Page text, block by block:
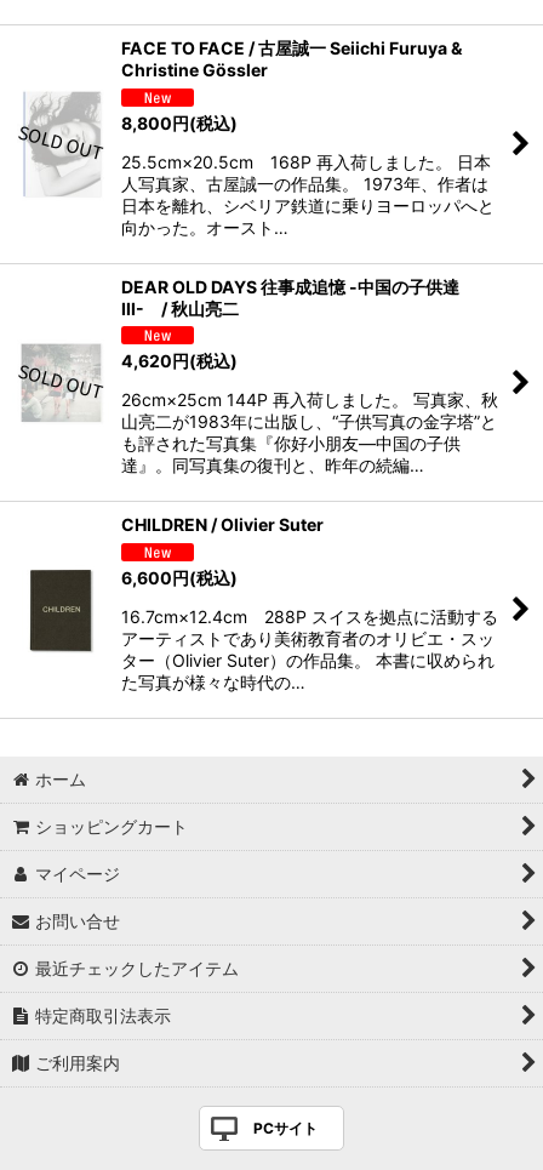
FACE TO FACE / 古屋誠一 Seiichi Furuya &
Christine Gössler
8,800円(税込)
25.5cm×20.5cm 168P 再入荷しました。 日本
人写真家、古屋誠一の作品集。 1973年、作者は
日本を離れ、シベリア鉄道に乗りヨーロッパへと
向かった。オースト…
DEAR OLD DAYS 往事成追憶 -中国の子供達
III- / 秋山亮二
4,620円(税込)
26cm×25cm 144P 再入荷しました。 写真家、秋
山亮二が1983年に出版し、“子供写真の金字塔”と
も評された写真集『你好小朋友―中国の子供
達』。同写真集の復刊と、昨年の続編…
CHILDREN / Olivier Suter
6,600円(税込)
16.7cm×12.4cm 288P スイスを拠点に活動する
アーティストであり美術教育者のオリビエ・スッ
ター（Olivier Suter）の作品集。 本書に収められ
た写真が様々な時代の…
ホーム
ショッピングカート
マイページ
お問い合せ
最近チェックしたアイテム
特定商取引法表示
ご利用案内
PCサイト